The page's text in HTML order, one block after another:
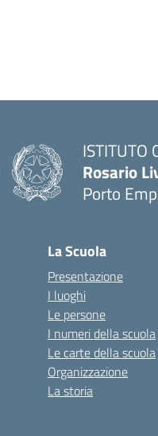
ISTITUTO
Rosario
Porto
La Scuola
Presentazione
I luoghi
Le persone
I numeri della scuola
Le carte della scuola
Organizzazione
La storia